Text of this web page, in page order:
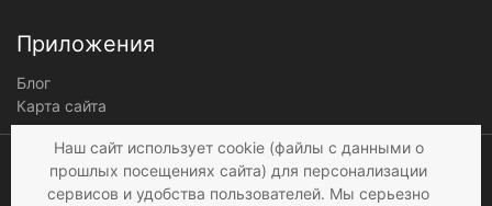
Приложения
Блог
Карта сайта
Мы получаем и
обрабатываем
персональные данные
Наш сайт использует cookie (файлы с данными о
прошлых посещениях сайта) для персонализации
сервисов и удобства пользователей. Мы серьезно